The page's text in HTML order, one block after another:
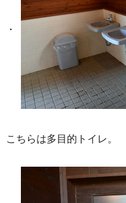
こちらは多目的トイレ。